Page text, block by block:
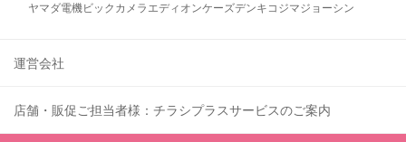
ヤマダ電機ビックカメラ エディオンケーズデンキ コジマジョーシン
運営会社
店舗・販促ご担当者様：チラシプラスサービスのご案内